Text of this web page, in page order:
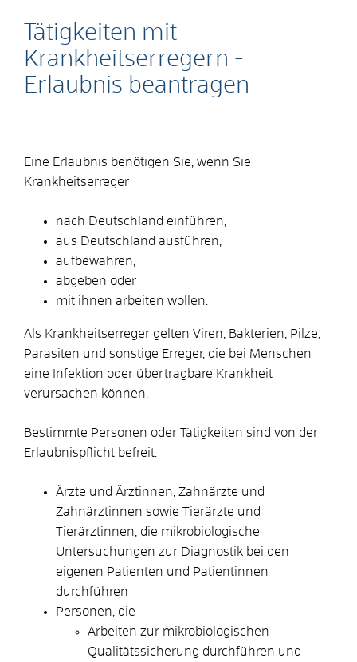
Tätigkeiten mit
Krankheitserregern -
Erlaubnis beantragen
Eine Erlaubnis benötigen Sie, wenn Sie
Krankheitserreger
nach Deutschland einführen,
aus Deutschland ausführen,
aufbewahren,
abgeben oder
mit ihnen arbeiten wollen.
Als Krankheitserreger gelten Viren, Bakterien, Pilze,
Parasiten und sonstige Erreger, die bei Menschen
eine Infektion oder übertragbare Krankheit
verursachen können.
Bestimmte Personen oder Tätigkeiten sind von der
Erlaubnispflicht befreit:
Ärzte und Ärztinnen, Zahnärzte und
Zahnärztinnen sowie Tierärzte und
Tierärztinnen, die mikrobiologische
Untersuchungen zur Diagnostik bei den
eigenen Patienten und Patientinnen
durchführen
Personen, die
Arbeiten zur mikrobiologischen
Qualitätssicherung durchführen und